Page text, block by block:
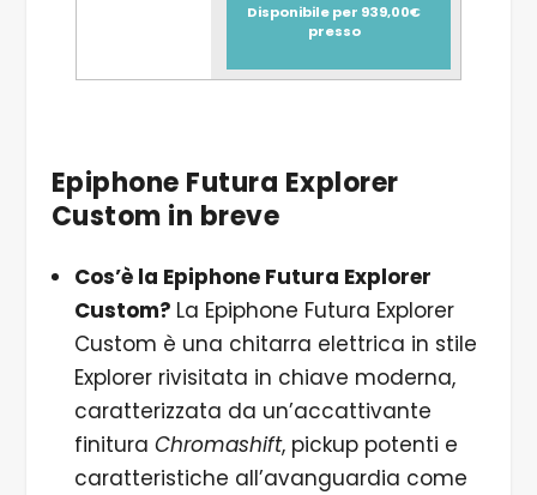
Disponibile per 939,00€
presso
Epiphone Futura Explorer
Custom in breve
Cos’è la Epiphone Futura Explorer
Custom? La Epiphone Futura Explorer
Custom è una chitarra elettrica in stile
Explorer rivisitata in chiave moderna,
caratterizzata da un’accattivante
finitura Chromashift, pickup potenti e
caratteristiche all’avanguardia come